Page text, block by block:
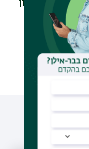
בכפוף לתקנון
ההטבה
מחשבים
אותך